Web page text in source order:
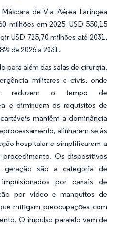
de Via Aérea Laríngea
milhões em 2025, USD 550,15
USD 725,70 milhões até 2031,
de 2026 a 2031.
para além das salas de cirurgia,
militares e civis, onde
reduzem o tempo de
e diminuem os requisitos de
mantêm a dominância
alinharem-se às
hospitalar e simplificarem a
Os dispositivos
geração são a categoria de
por canais de
por vídeo e manguitos de
mitigam preocupações com
O impulso paralelo vem de